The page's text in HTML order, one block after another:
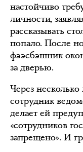
настойчиво
личности,
рассказывать
попало. После
фээсбэшник
за дверью.
Через
сотрудник
делает ей
«сотрудников
запрещено». И